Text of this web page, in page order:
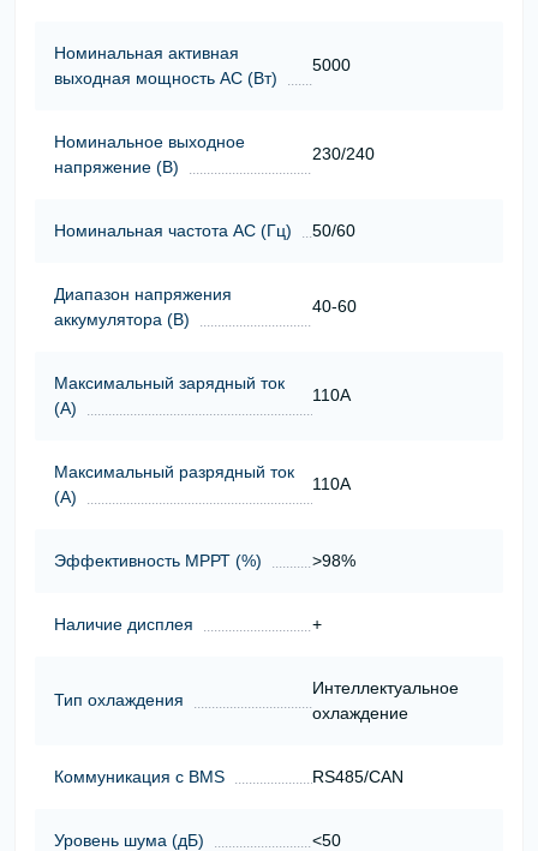
Номинальная активная
выходная мощность АС (Вт)
5000
Номинальное выходное
напряжение (В)
230/240
Номинальная частота АС (Гц) 50/60
Диапазон напряжения
аккумулятора (В)
40-60
Максимальный зарядный ток
(А)
110A
Максимальный разрядный ток
(А)
110A
Эффективность МРРТ (%) >98%
Наличие дисплея +
Тип охлаждения
Интеллектуальное
охлаждение
Коммуникация с BMS RS485/CAN
Уровень шума (дБ) <50